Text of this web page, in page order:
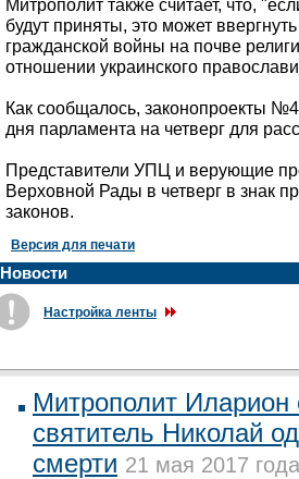
Митрополит также считает, что,
будут приняты, это может
гражданской войны на почве
отношении украинского
Как сообщалось, законопроекты
дня парламента на четверг для
Представители УПЦ и верующие
Верховной Рады в четверг в знак
законов.
Версия для печати
Новости
Настройка ленты
Митрополит Иларион
святитель Николай
смерти 21 мая 2017